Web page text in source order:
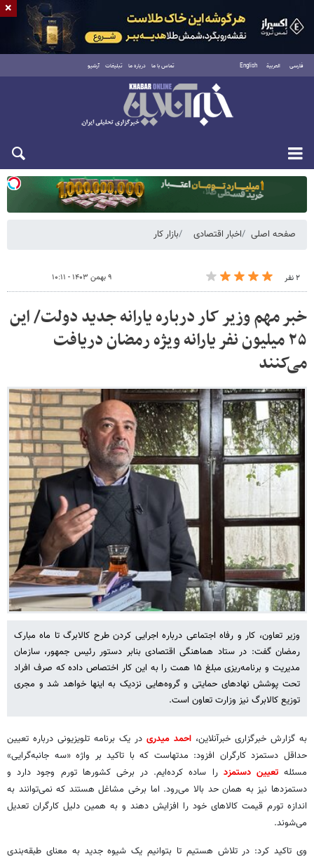
فارسی العربية English تماس با ما درباره ما تبلیغات آرشیو
یکشنبه ۱۸ مرداد ۱۴۰۵
صفحه اصلی اخبار اقتصادی بازار کار
۲ نفر ۹ بهمن ۱۴۰۳ - ۱۰:۱۱
خبر مهم وزیر کار درباره یارانه جدید دولت/ این
۲۵ میلیون نفر یارانه ویژه رمضان دریافت
می‌کنند
وزیر تعاون، کار و رفاه اجتماعی درباره اجرایی کردن طرح کالابرگ تا ماه مبارک
رمضان گفت: در ستاد هماهنگی اقتصادی بنابر دستور رئیس جمهور، سازمان
مدیریت و برنامه‌ریزی مبلغ ۱۵ همت را به این کار اختصاص داده که صرف افراد
تحت پوشش نهادهای حمایتی و گروه‌هایی نزدیک به اینها خواهد شد و مجری
توزیع کالابرگ نیز وزارت تعاون است.
به گزارش خبرگزاری خبرآنلاین، احمد میدری در یک برنامه تلویزیونی درباره تعیین
حداقل دستمزد کارگران افزود:‌ مدتهاست که با تاکید بر واژه «سه جانبه‌گرایی»
مسئلهتعیین دستمزد را ساده کرده‌ایم. در برخی کشورها تورم وجود دارد و
دستمزدها نیز به همان حد بالا می‌رود. اما برخی مشاغل هستند که نمی‌توانند به
اندازه تورم قیمت کالاهای خود را افزایش دهند و به همین دلیل کارگران تعدیل
می‌شوند.
وی تاکید کرد: در تلاش هستیم تا بتوانیم یک شیوه جدید به معنای طبقه‌بندی
×